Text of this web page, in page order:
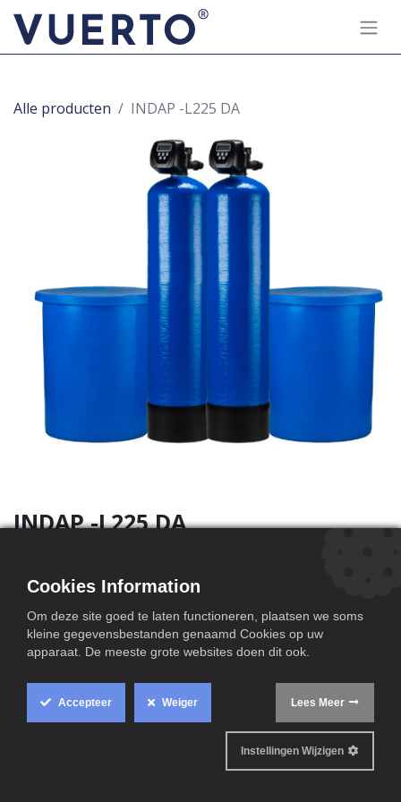
Alle producten INDAP -L225 DA
INDAP -L225 DA
Technische informatie
Cookies Information
Om deze site goed te laten functioneren, plaatsen we soms
kleine gegevensbestanden genaamd Cookies op uw
apparaat. De meeste grote websites doen dit ook.
Accepteer Weiger Lees Meer
Instellingen Wijzigen